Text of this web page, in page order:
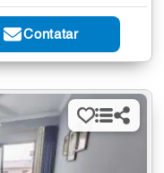
Contatar